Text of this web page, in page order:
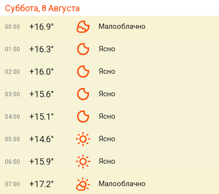
Суббота, 8 Августа
00:00 +16.9° Малооблачно
01:00 +16.3° Ясно
02:00 +16.0° Ясно
03:00 +15.6° Ясно
04:00 +15.1° Ясно
05:00 +14.6° Ясно
06:00 +15.9° Ясно
07:00 +17.2° Малооблачно